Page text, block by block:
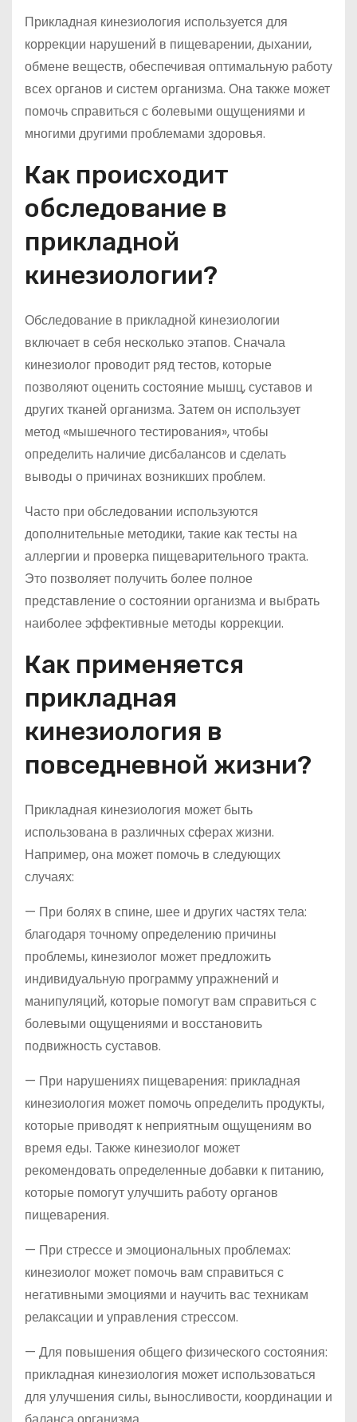
Прикладная кинезиология используется для
коррекции нарушений в пищеварении, дыхании,
обмене веществ, обеспечивая оптимальную работу
всех органов и систем организма. Она также может
помочь справиться с болевыми ощущениями и
многими другими проблемами здоровья.
Как происходит
обследование в
прикладной
кинезиологии?
Обследование в прикладной кинезиологии
включает в себя несколько этапов. Сначала
кинезиолог проводит ряд тестов, которые
позволяют оценить состояние мышц, суставов и
других тканей организма. Затем он использует
метод «мышечного тестирования», чтобы
определить наличие дисбалансов и сделать
выводы о причинах возникших проблем.
Часто при обследовании используются
дополнительные методики, такие как тесты на
аллергии и проверка пищеварительного тракта.
Это позволяет получить более полное
представление о состоянии организма и выбрать
наиболее эффективные методы коррекции.
Как применяется
прикладная
кинезиология в
повседневной жизни?
Прикладная кинезиология может быть
использована в различных сферах жизни.
Например, она может помочь в следующих
случаях:
— При болях в спине, шее и других частях тела:
благодаря точному определению причины
проблемы, кинезиолог может предложить
индивидуальную программу упражнений и
манипуляций, которые помогут вам справиться с
болевыми ощущениями и восстановить
подвижность суставов.
— При нарушениях пищеварения: прикладная
кинезиология может помочь определить продукты,
которые приводят к неприятным ощущениям во
время еды. Также кинезиолог может
рекомендовать определенные добавки к питанию,
которые помогут улучшить работу органов
пищеварения.
— При стрессе и эмоциональных проблемах:
кинезиолог может помочь вам справиться с
негативными эмоциями и научить вас техникам
релаксации и управления стрессом.
— Для повышения общего физического состояния:
прикладная кинезиология может использоваться
для улучшения силы, выносливости, координации и